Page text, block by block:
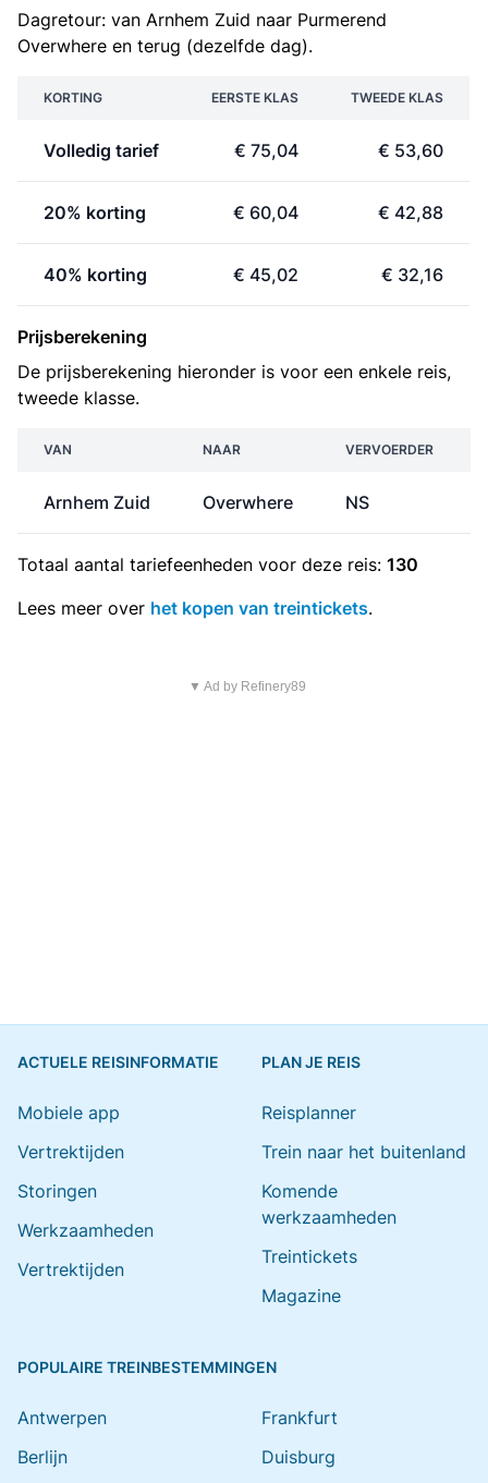
Dagretour: van Arnhem Zuid naar Purmerend
Overwhere en terug (dezelfde dag).
KORTING EERSTE KLAS TWEEDE KLAS
Volledig tarief € 75,04 € 53,60
20% korting € 60,04 € 42,88
40% korting € 45,02 € 32,16
Prijsberekening
De prijsberekening hieronder is voor een enkele reis,
tweede klasse.
VAN NAAR VERVOERDER
Arnhem Zuid Overwhere NS
Totaal aantal tariefeenheden voor deze reis: 130
Lees meer over het kopen van treintickets.
▼ Ad by Refinery89
ACTUELE REISINFORMATIE
Mobiele app
Vertrektijden
Storingen
Werkzaamheden
Vertrektijden
PLAN JE REIS
Reisplanner
Trein naar het buitenland
Komende
werkzaamheden
Treintickets
Magazine
POPULAIRE TREINBESTEMMINGEN
Antwerpen
Berlijn
Frankfurt
Duisburg